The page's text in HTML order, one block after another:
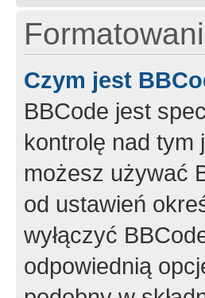
Czym jest
BBCode jest
kontrolę nad tym
możesz używać
od ustawień
wyłączyć
odpowiednią